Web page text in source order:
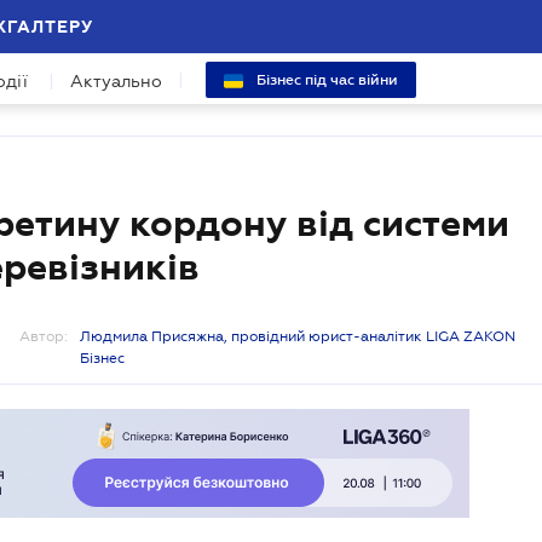
Актуально Бізнес під час війни
кордону від системи
Автор:
Людмила Присяжна, провідний юрист-аналітик LIGA ZAKON
Бізнес